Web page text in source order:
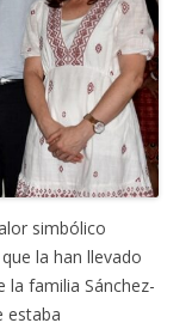
simbólico
la han llevado
la familia Sánchez-
estaba